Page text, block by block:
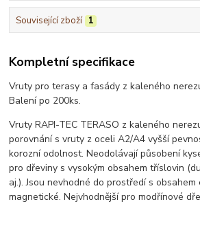
Související zboží 1
Kompletní specifikace
Vruty pro terasy a fasády z kaleného
Balení po 200ks.
Vruty RAPI-TEC TERASO z kaleného
porovnání s vruty z oceli A2/A4 vyšší
korozní odolnost. Neodolávají působení
pro dřeviny s vysokým obsahem tříslovin
aj.). Jsou nevhodné do prostředí s obsahem
magnetické. Nejvhodnější pro modřínové